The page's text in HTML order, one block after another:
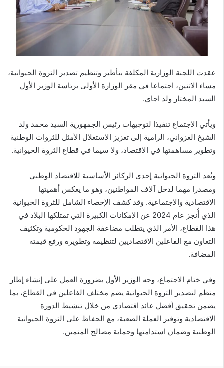
عقدت اللجنة الوزارية المكلفة بتأطير وتنظيم تصدير الثروة الحيوانية،
مساء الاثنين، اجتماعا في مقر الوزارة الأولى برئاسة الوزير الأول
السيد المختار ولد اجاي.
ويأتي الاجتماع تنفيذا لتوجيهات رئيس الجمهورية السيد محمد ولد
الشيخ الغزواني، الرامية إلى تعزيز الاستغلال الأمثل للثروات الوطنية
وتطوير مساهمتها في الاقتصاد، ولا سيما في قطاع الثروة الحيوانية.
وتُعد الثروة الحيوانية إحدى الركائز الأساسية للاقتصاد الوطني
ومصدرا مهما لدخل آلاف المواطنين، وهو ما يعكس أهميتها
الاقتصادية والاجتماعية. وقد كشف الإحصاء الشامل للثروة الحيوانية
الذي أُنجز عام 2024 عن الإمكانات الكبيرة التي تمتلكها البلاد في
هذا القطاع، الأمر الذي يتطلب مضاعفة الجهود الحكومية وتكثيف
التعاون مع الفاعلين الاقتصاديين لتنظيمه وتطويره ورفع قيمته
المضافة.
وفي ختام الاجتماع، وجه الوزير الأول بضرورة العمل على إنشاء إطار
منظم لتصدير الثروة الحيوانية يضم مختلف الفاعلين في القطاع، بما
يضمن تحقيق أفضل عائد اقتصادي من خلال تنشيط الدورة
الاقتصادية وتوفير العملة الصعبة، مع الحفاظ على الثروة الحيوانية
الوطنية وضمان استدامتها وحماية مصالح المنمين.